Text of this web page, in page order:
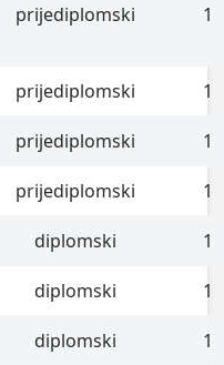
prijediplomski 1
prijediplomski 1
prijediplomski 1
prijediplomski 1
diplomski 1
diplomski 1
diplomski 1